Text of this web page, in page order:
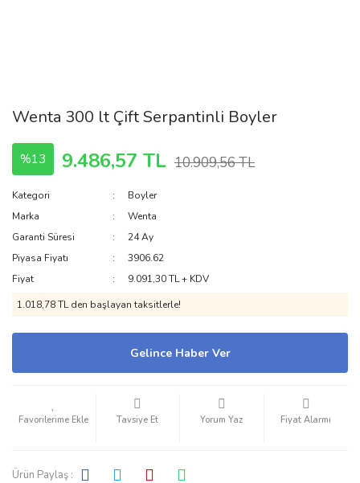
Wenta 300 lt Çift Serpantinli Boyler
%13 9.486,57 TL 10.909,56 TL
Kategori
Boyler
Marka
Wenta
Garanti Süresi
24 Ay
Piyasa Fiyatı
3906.62
Fiyat
9.091,30 TL + KDV
1.018,78 TL den başlayan taksitlerle!
Gelince Haber Ver
Tavsiye Et Yorum Yaz Fiyat Alarmı
Ürün Paylaş :